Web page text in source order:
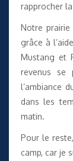
rapprocher
Notre
grâce à
Mustang et
revenus se
l’ambiance
dans les
matin.
Pour le
camp, car je